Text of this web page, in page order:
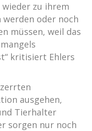
zu ihrem
oder noch
müssen, weil das
kritisiert Ehlers
ausgehen,
Tierhalter
sorgen nur noch